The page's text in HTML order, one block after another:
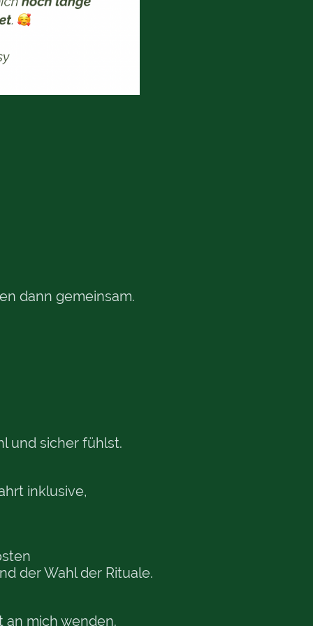
dann gemeinsam.
und sicher fühlst.
inklusive,
der Wahl der Rituale.
mich wenden.